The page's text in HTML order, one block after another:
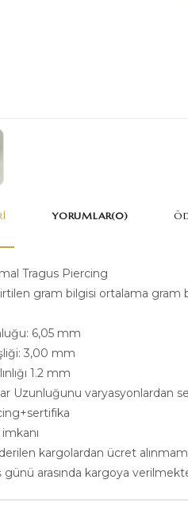
Tragus Piercing
gram bilgisi ortalama gram
6,05 mm
3,00 mm
1.2 mm
Uzunluğunu varyasyonlardan
kargolardan ücret
günü arasında kargoya
YORUMLAR(0)